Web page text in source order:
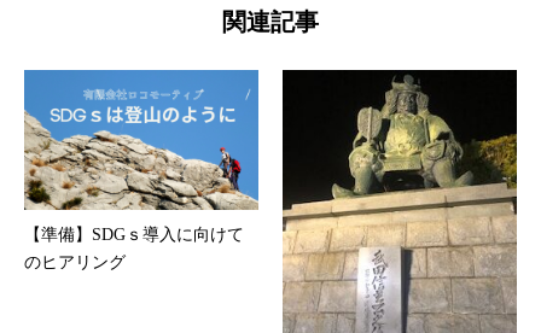
関連記事
【準備】SDGｓ導入に向けて
のヒアリング